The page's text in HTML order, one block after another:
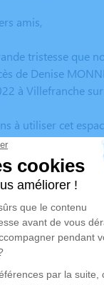
amis,
tristesse que
de Denise
à Villefranche sur
à utiliser cet
partager des
vos pensées à
Cet endroit est
à honorer la
d’arbre